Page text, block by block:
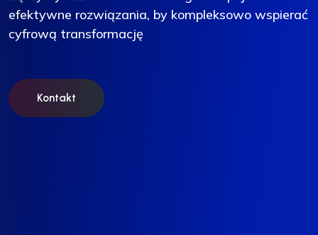
efektywne rozwiązania, by kompleksowo wspierać
cyfrową transformację
Kontakt
efektywne rozwiązania, by kompleksowo wspierać
cyfrową transformację
Kontakt
efektywne rozwiązania, by kompleksowo wspierać
cyfrową transformację
Kontakt